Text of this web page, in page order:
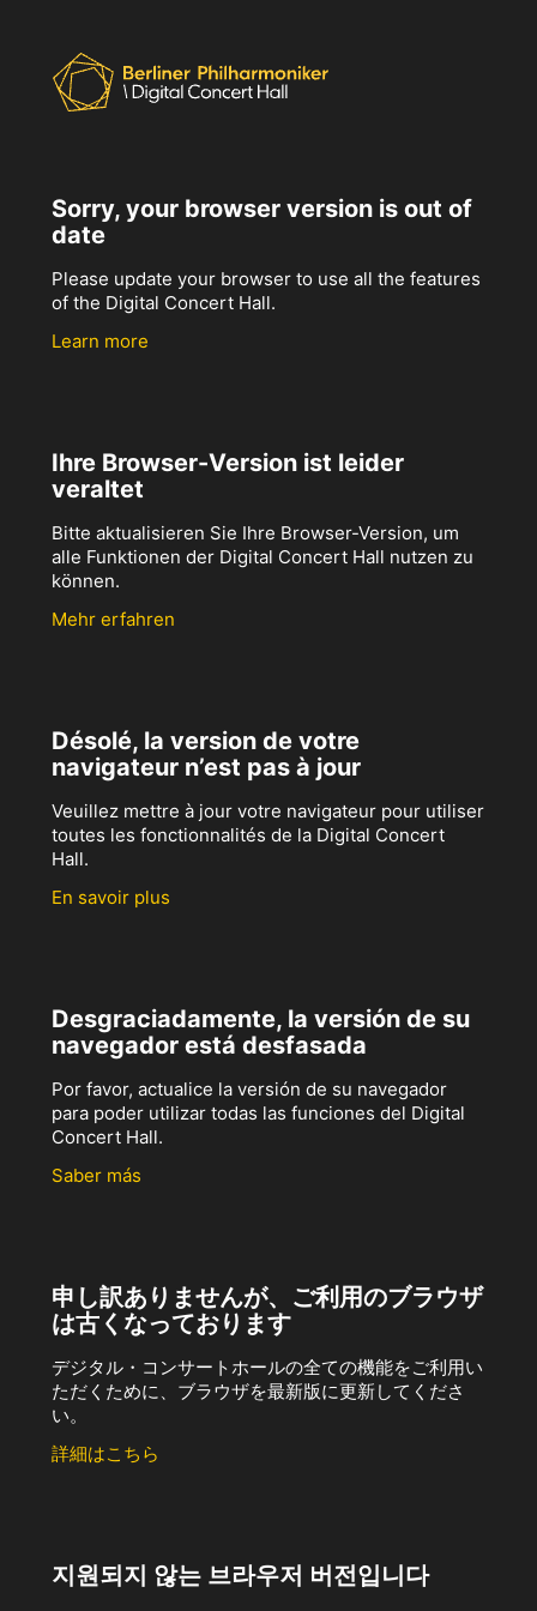
Sorry, your browser version is out of
date
Please update your browser to use all the features
of the Digital Concert Hall.
Learn more
Ihre Browser-Version ist leider
veraltet
Bitte aktualisieren Sie Ihre Browser-Version, um
alle Funktionen der Digital Concert Hall nutzen zu
können.
Mehr erfahren
Désolé, la version de votre
navigateur n’est pas à jour
Veuillez mettre à jour votre navigateur pour utiliser
toutes les fonctionnalités de la Digital Concert
Hall.
En savoir plus
Desgraciadamente, la versión de su
navegador está desfasada
Por favor, actualice la versión de su navegador
para poder utilizar todas las funciones del Digital
Concert Hall.
Saber más
申し訳ありませんが、ご利用のブラウザ
は古くなっております
デジタル・コンサートホールの全ての機能をご利用い
ただくために、ブラウザを最新版に更新してくださ
い。
詳細はこちら
지원되지 않는 브라우저 버전입니다